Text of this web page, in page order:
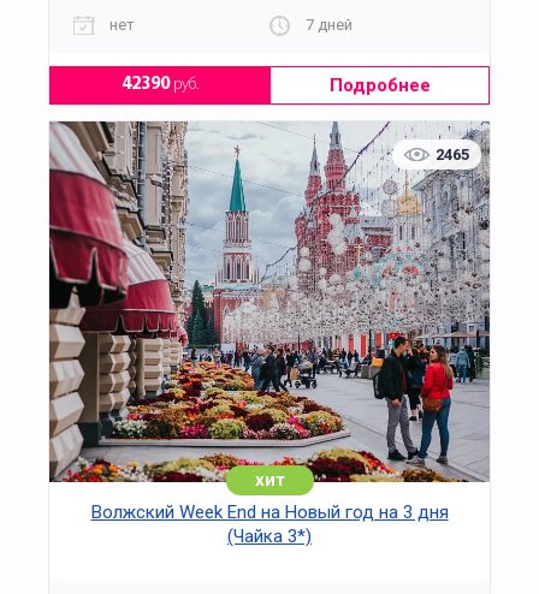
нет
7 дней
42390руб. Подробнее
2465
хит
Волжский Week End на Новый год на 3 дня
(Чайка 3*)